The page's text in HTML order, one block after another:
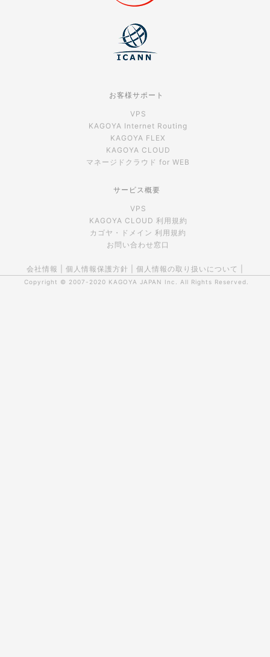
お客様サポート
VPS
KAGOYA Internet Routing
KAGOYA FLEX
KAGOYA CLOUD
マネージドクラウド for WEB
サービス概要
VPS
KAGOYA CLOUD 利用規約
カゴヤ・ドメイン 利用規約
お問い合わせ窓口
会社情報 個人情報保護方針 個人情報の取り扱いについて
Copyright © 2007-2020 KAGOYA JAPAN Inc. All Rights Reserved.